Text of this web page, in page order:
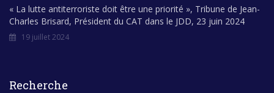
« La lutte antiterroriste doit être une priorité », Tribune de Jean-
Charles Brisard, Président du CAT dans le JDD, 23 juin 2024
19 juillet 2024
Recherche